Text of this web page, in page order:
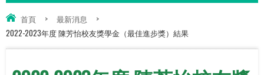
首頁 > 最新消息
>
2022-2023年度 陳芳怡校友獎學金（最佳進步獎）結果